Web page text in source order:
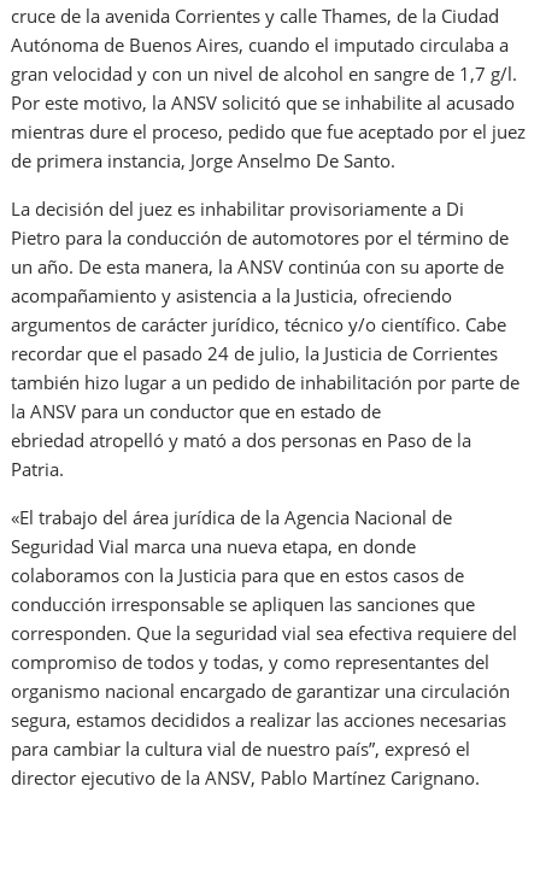
cruce de la avenida Corrientes y calle Thames, de la Ciudad
Autónoma de Buenos Aires, cuando el imputado circulaba a
gran velocidad y con un nivel de alcohol en sangre de 1,7 g/l.
Por este motivo, la ANSV solicitó que se inhabilite al acusado
mientras dure el proceso, pedido que fue aceptado por el juez
de primera instancia, Jorge Anselmo De Santo.
La decisión del juez es inhabilitar provisoriamente a Di
Pietro para la conducción de automotores por el término de
un año. De esta manera, la ANSV continúa con su aporte de
acompañamiento y asistencia a la Justicia, ofreciendo
argumentos de carácter jurídico, técnico y/o científico. Cabe
recordar que el pasado 24 de julio, la Justicia de Corrientes
también hizo lugar a un pedido de inhabilitación por parte de
la ANSV para un conductor que en estado de
ebriedad atropelló y mató a dos personas en Paso de la
Patria.
«El trabajo del área jurídica de la Agencia Nacional de
Seguridad Vial marca una nueva etapa, en donde
colaboramos con la Justicia para que en estos casos de
conducción irresponsable se apliquen las sanciones que
corresponden. Que la seguridad vial sea efectiva requiere del
compromiso de todos y todas, y como representantes del
organismo nacional encargado de garantizar una circulación
segura, estamos decididos a realizar las acciones necesarias
para cambiar la cultura vial de nuestro país”, expresó el
director ejecutivo de la ANSV, Pablo Martínez Carignano.